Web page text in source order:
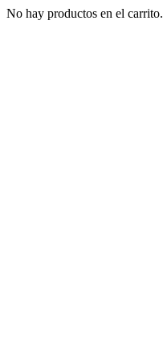
No hay productos en el carrito.